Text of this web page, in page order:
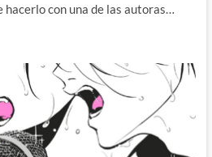
con una de las autoras…